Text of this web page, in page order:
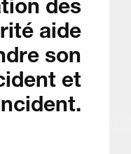
des
aide
son
et